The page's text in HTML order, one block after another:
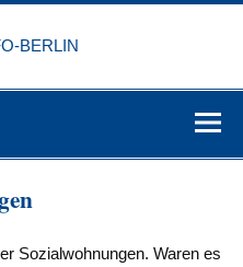
Sozialwohnungen. Waren es